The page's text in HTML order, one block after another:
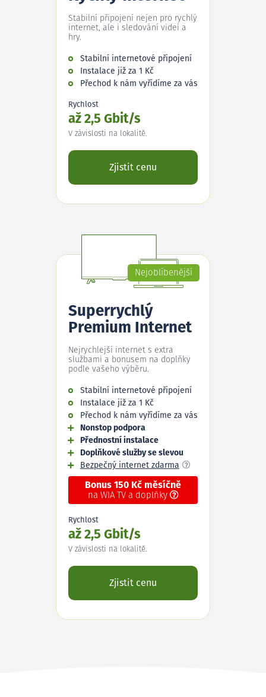
Stabilní připojení nejen pro rychlý
internet, ale i sledování videí a
hry.
Stabilní internetové připojení
Instalace již za 1 Kč
Přechod k nám vyřídíme za vás
Rychlost
až 2,5 Gbit/s
V závislosti na lokalitě.
Zjistit cenu
Nejoblíbenější
Superrychlý
Premium Internet
Nejrychlejší internet s extra
službami a bonusem na doplňky
podle vašeho výběru.
Stabilní internetové připojení
Instalace již za 1 Kč
Přechod k nám vyřídíme za vás
Nonstop podpora
Přednostní instalace
Doplňkové služby se slevou
Bezpečný internet zdarma
Bonus 150 Kč měsíčně
na WIA TV a doplňky
Rychlost
až 2,5 Gbit/s
V závislosti na lokalitě.
Zjistit cenu